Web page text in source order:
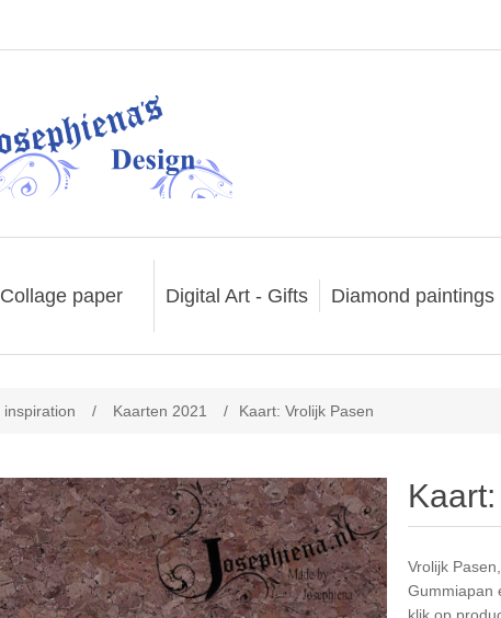
Collage paper Digital Art - Gifts Diamond paintings
inspiration / Kaarten 2021 / Kaart: Vrolijk Pasen
Vrolijk
Gummiapan